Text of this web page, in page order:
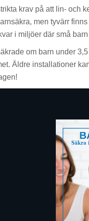
krav på att lin- och
men tyvärr
i miljöer där små
om barn under
Äldre installationer